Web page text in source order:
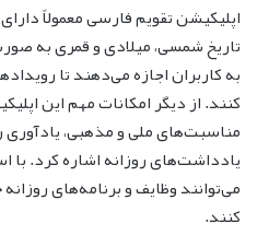
اپلیکیشن تقویم فارسی معمولاً
تاریخ شمسی، میلادی و قمری به
به کاربران اجازه می‌دهند تا
کنند. از دیگر امکانات مهم این
مناسبت‌های ملی و مذهبی، یادآوری
یادداشت‌های روزانه اشاره کرد. با
می‌توانند وظایف و برنامه‌های
کنند.